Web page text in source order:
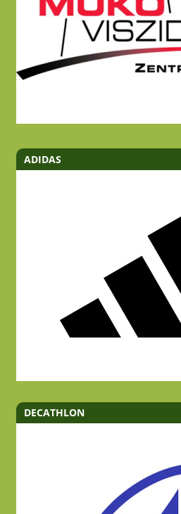
ADIDAS
DECATHLON